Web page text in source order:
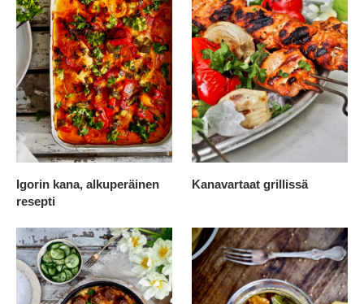
Igorin kana, alkuperäinen
resepti
Kanavartaat grillissä